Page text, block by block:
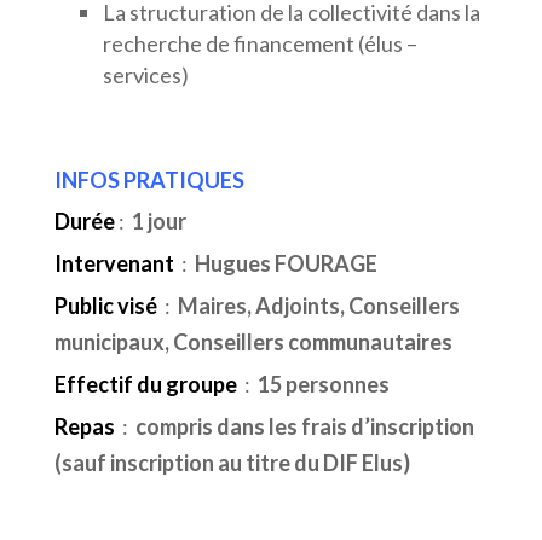
La structuration de la collectivité dans la
recherche de financement (élus –
services)
INFOS PRATIQUES
Durée: 1 jour
Intervenant : Hugues FOURAGE
Public visé : Maires, Adjoints, Conseillers
municipaux, Conseillers communautaires
Effectif du groupe: 15 personnes
Repas : compris dans les frais d’inscription
(sauf inscription au titre du DIF Elus)